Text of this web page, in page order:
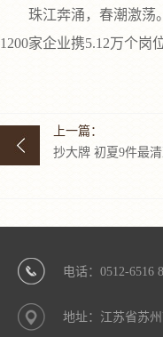
珠江奔涌，春潮激荡。
1200家企业携5.12万个
上一篇：
抄大牌 初夏9件最
电话：0512-6516
地址：江苏省苏